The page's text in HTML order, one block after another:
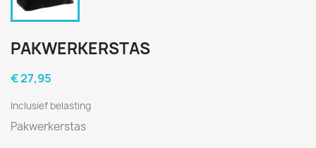
PAKWERKERSTAS
€ 27,95
Inclusief belasting
Pakwerkerstas